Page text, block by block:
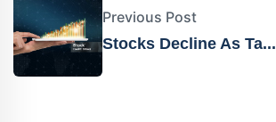
Previous Post
Stocks Decline As Ta...